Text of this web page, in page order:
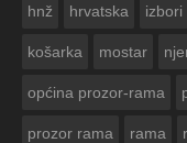
hnž hrvatska izbori
košarka mostar
općina prozor-rama
prozor rama rama